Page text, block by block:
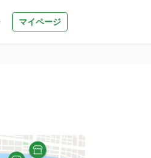
マイページ